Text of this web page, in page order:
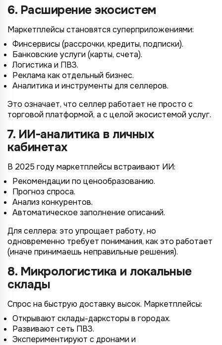
6. Расширение экосистем
Маркетплейсы становятся суперприложениями:
Финсервисы (рассрочки, кредиты, подписки).
Банковские услуги (карты, счета).
Логистика и ПВЗ.
Реклама как отдельный бизнес.
Аналитика и инструменты для селлеров.
Это означает, что селлер работает не просто с
торговой платформой, а с целой экосистемой услуг.
7. ИИ-аналитика в личных
кабинетах
В 2025 году маркетплейсы встраивают ИИ:
Рекомендации по ценообразованию.
Прогноз спроса.
Анализ конкурентов.
Автоматическое заполнение описаний.
Для селлера: это упрощает работу, но
одновременно требует понимания, как это работает
(иначе принимаешь неправильные решения).
8. Микрологистика и локальные
склады
Спрос на быструю доставку высок. Маркетплейсы:
Открывают склады-дарксторы в городах.
Развивают сеть ПВЗ.
Экспериментируют с дронами и